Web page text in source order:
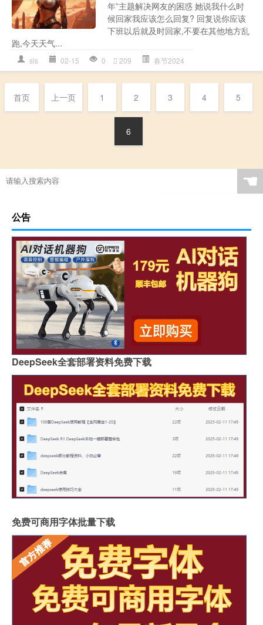
年”主题解决网友的困惑 她说我什么时
候回家我应该怎么回复? 回复说你应该
下班以后就及时回家,不要在其他地方乱
跑,今天天气...
sls 02-15 0 209 春节2024
首页 上一页 1 2 3 4 5
6
☚
公告
DeepSeek全套部署资料免费下载
免费可商用字体批量下载